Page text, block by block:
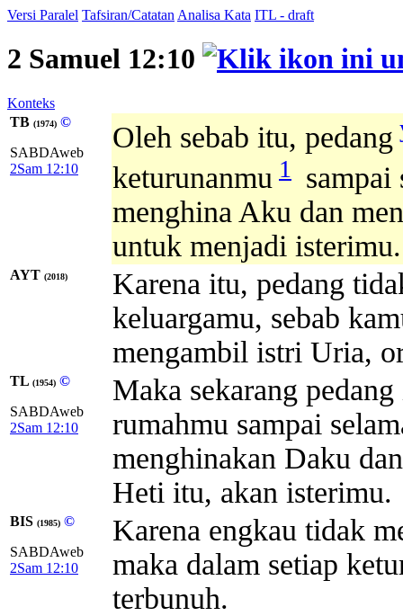
Versi Paralel Tafsiran/Catatan Analisa Kata ITL - draft
2 Samuel 12:10
Konteks
TB (1974) ©
SABDAweb
2Sam 12:10
Oleh sebab itu, pedang
keturunanmu 1
sampai
menghina Aku dan
untuk menjadi isterimu.
AYT (2018)
Karena itu, pedang
keluargamu, sebab
mengambil istri Uria,
TL (1954) ©
SABDAweb
2Sam 12:10
Maka sekarang
rumahmu sampai
menghinakan Daku
Heti itu, akan isterimu.
BIS (1985) ©
SABDAweb
2Sam 12:10
Karena engkau tidak
maka dalam setiap
terbunuh.